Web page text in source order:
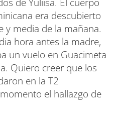
era descubierto
y media de la mañana.
hora antes la madre,
un vuelo en Guacimeta
Quiero creer que los
en la T2
el hallazgo de